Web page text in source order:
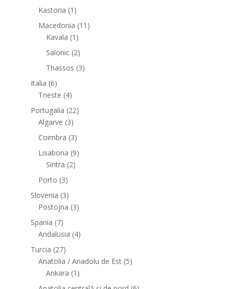
Kastoria (1)
Macedonia (11)
Kavala (1)
Salonic(2)
Thassos (3)
Italia (6)
Trieste (4)
Portugalia (22)
Algarve (3)
Coimbra (3)
Lisabona (9)
Sintra (2)
Porto (3)
Slovenia (3)
Postojna (3)
Spania (7)
Andalusia (4)
Turcia (27)
Anatolia / Anadolu de Est(5)
Ankara (1)